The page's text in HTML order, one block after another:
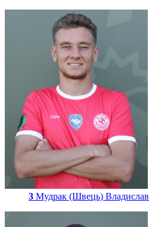
3 Мудрак (Швець) Владислав